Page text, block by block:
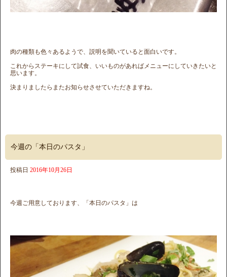
肉の種類も色々あるようで、説明を聞いていると面白いです。
これからステーキにして試食、いいものがあればメニューにしていきたいと
思います。
決まりましたらまたお知らせさせていただきますね。
今週の「本日のパスタ」
投稿日 2016年10月26日
今週ご用意しております、「本日のパスタ」は